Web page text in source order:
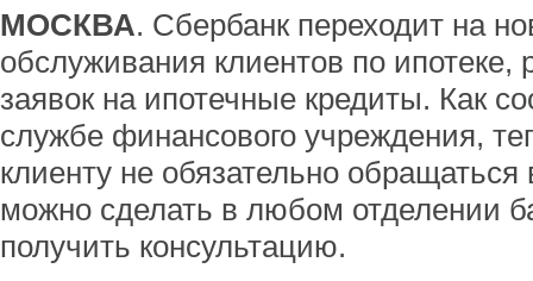
МОСКВА. Сбербанк переходит на
обслуживания клиентов по
заявок на ипотечные кредиты. Как
службе финансового учреждения,
клиенту не обязательно
можно сделать в любом отделении
получить консультацию.